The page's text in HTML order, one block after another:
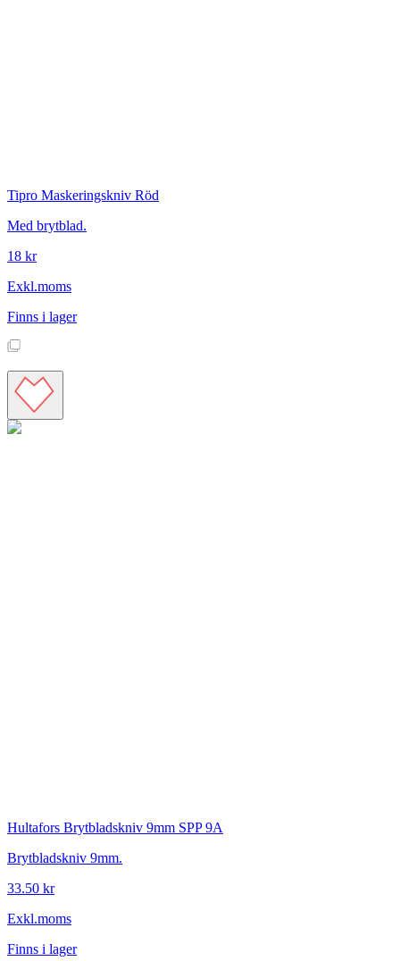
Tipro Maskeringskniv Röd
Med brytblad.
18 kr
Exkl.moms
Finns i lager
Hultafors Brytbladskniv 9mm SPP 9A
Brytbladskniv 9mm.
33.50 kr
Exkl.moms
Finns i lager